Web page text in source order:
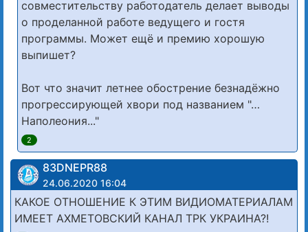
совместительству работодатель делает выводы
о проделанной работе ведущего и гостя
программы. Может ещё и премию хорошую
выпишет?
Вот что значит летнее обострение безнадёжно
прогрессирующей хвори под названием "…
Наполеония..."
2
83DNЕРR88
24.06.2020 16:04
КАКОЕ ОТНОШЕНИЕ К ЭТИМ ВИДИОМАТЕРИАЛАМ
ИМЕЕТ АХМЕТОВСКИЙ КАНАЛ ТРК УКРАИНА?!